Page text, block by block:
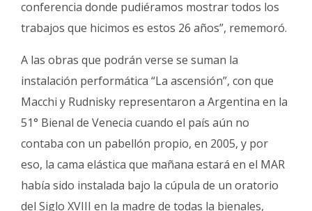
conferencia donde pudiéramos mostrar todos los
trabajos que hicimos es estos 26 años”, rememoró.
A las obras que podrán verse se suman la
instalación performática “La ascensión”, con que
Macchi y Rudnisky representaron a Argentina en la
51° Bienal de Venecia cuando el país aún no
contaba con un pabellón propio, en 2005, y por
eso, la cama elástica que mañana estará en el MAR
había sido instalada bajo la cúpula de un oratorio
del Siglo XVIII en la madre de todas la bienales,